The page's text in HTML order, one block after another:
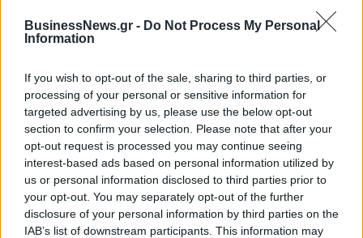
BusinessNews.gr - Do Not Process My Personal
Information
If you wish to opt-out of the sale, sharing to third parties, or
processing of your personal or sensitive information for
targeted advertising by us, please use the below opt-out
section to confirm your selection. Please note that after your
opt-out request is processed you may continue seeing
interest-based ads based on personal information utilized by
us or personal information disclosed to third parties prior to
your opt-out. You may separately opt-out of the further
disclosure of your personal information by third parties on the
IAB’s list of downstream participants. This information may
VW: Η δύσκολη εξίσωση της
FTSE4Good
Alpha Bank: Για πρώτη φορά το Αρχαίο Θέατρο Επιδαύρου άνοιξε τις
πύλες του σε όλους
ESG Report 2025: Πώς η ΑΒ Βασιλόπουλος μετατρέπει τη
βιωσιμότητα σε καθημερινή πράξη